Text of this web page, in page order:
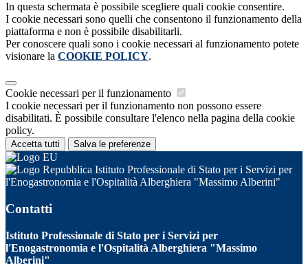
In questa schermata è possibile scegliere quali cookie consentire.
I cookie necessari sono quelli che consentono il funzionamento della
piattaforma e non è possibile disabilitarli.
Per conoscere quali sono i cookie necessari al funzionamento potete
visionare la COOKIE POLICY.
Cookie necessari per il funzionamento
I cookie necessari per il funzionamento non possono essere
disabilitati. È possibile consultare l'elenco nella pagina della cookie
policy.
Accetta tutti Salva le preferenze
Istituto Professionale di Stato per i Servizi per
l'Enogastronomia e l'Ospitalità Alberghiera "Massimo Alberini"
Contatti
Istituto Professionale di Stato per i Servizi per
l'Enogastronomia e l'Ospitalità Alberghiera "Massimo
Alberini"